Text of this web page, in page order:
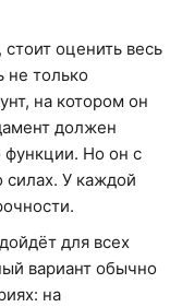
оценить весь
не только
на котором он
должен
функции. Но он с
силах. У каждой
для всех
вариант обычно
на